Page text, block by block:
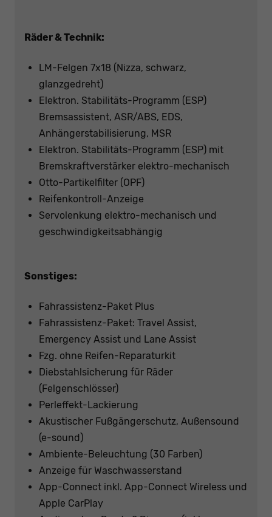
Räder & Technik:
LM-Felgen 7x18 (Nizza, schwarz,
glanzgedreht)
Elektron. Stabilitäts-Programm (ESP)
Bremsassistent, ASR/ABS, EDS,
Anhängerstabilisierung, MSR
Elektron. Stabilitäts-Programm (ESP) mit
Bremskraftverstärker elektro-mechanisch
Otto-Partikelfilter (OPF)
Reifenkontroll-Anzeige
Servolenkung elektro-mechanisch und
geschwindigkeitsabhängig
Sonstiges:
Fahrassistenz-Paket Plus
Fahrassistenz-Paket: Travel Assist,
Emergency Assist und Lane Assist
Fzg. ohne Reifen-Reparaturkit
Diebstahlsicherung für Räder
(Felgenschlösser)
Perleffekt-Lackierung
Akustischer Fußgängerschutz, Außensound
(e-sound)
Ambiente-Beleuchtung (30 Farben)
Anzeige für Waschwasserstand
App-Connect inkl. App-Connect Wireless und
Apple CarPlay